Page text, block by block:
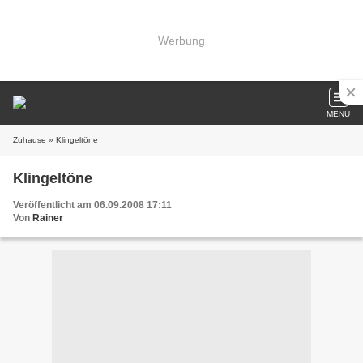
Werbung
MENU
Zuhause » Klingeltöne
Klingeltöne
Veröffentlicht am 06.09.2008 17:11
Von Rainer